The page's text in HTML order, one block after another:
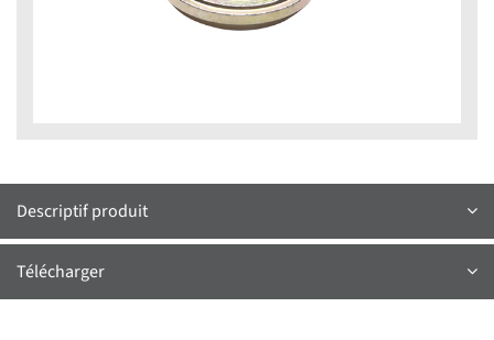
Descriptif produit
Télécharger